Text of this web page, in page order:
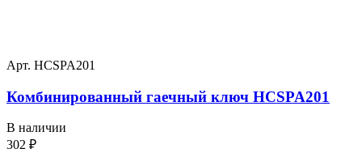
Арт. HCSPA201
Комбинированный гаечный ключ HCSPA201
В наличии
302 ₽